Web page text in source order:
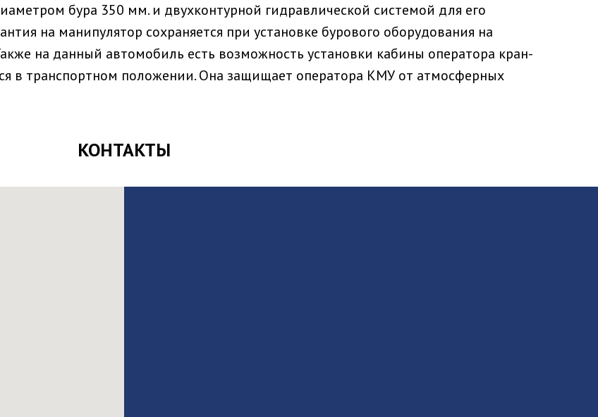
бура 350 мм. и двухконтурной гидравлической системой для его
на манипулятор сохраняется при установке бурового оборудования на
на данный автомобиль есть возможность установки кабины оператора кран-
в транспортном положении. Она защищает оператора КМУ от атмосферных
КОНТАКТЫ